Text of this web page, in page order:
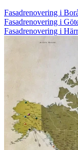
Fasadrenovering i
Fasadrenovering i
Fasadrenovering i